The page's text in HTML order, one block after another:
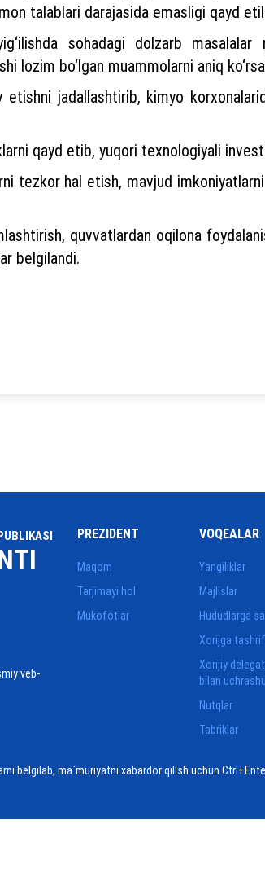
talablari darajasida emasligi qayd
sohadagi dolzarb
lozim bo‘lgan muammolarni aniq
etishni jadallashtirib, kimyo
qayd etib, yuqori texnologiyali
tezkor hal etish, mavjud
quvvatlardan oqilona
belgilandi.
veb-
PREZIDENT
Maqom
Tarjimayi hol
Mukofotlar
VOQEALAR
Yangiliklar
Majlislar
Hududlarga
Xorijga
Xorijiy
bilan
Nutqlar
Tabriklar
belgilab, ma`muriyatni xabardor qilish uchun